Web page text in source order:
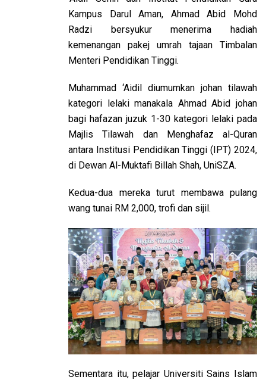
Kampus Darul Aman, Ahmad Abid Mohd
Radzi bersyukur menerima hadiah
kemenangan pakej umrah tajaan Timbalan
Menteri Pendidikan Tinggi.
Muhammad ‘Aidil diumumkan johan tilawah
kategori lelaki manakala Ahmad Abid johan
bagi hafazan juzuk 1-30 kategori lelaki pada
Majlis Tilawah dan Menghafaz al-Quran
antara Institusi Pendidikan Tinggi (IPT) 2024,
di Dewan Al-Muktafi Billah Shah, UniSZA.
Kedua-dua mereka turut membawa pulang
wang tunai RM 2,000, trofi dan sijil.
Sementara itu, pelajar Universiti Sains Islam